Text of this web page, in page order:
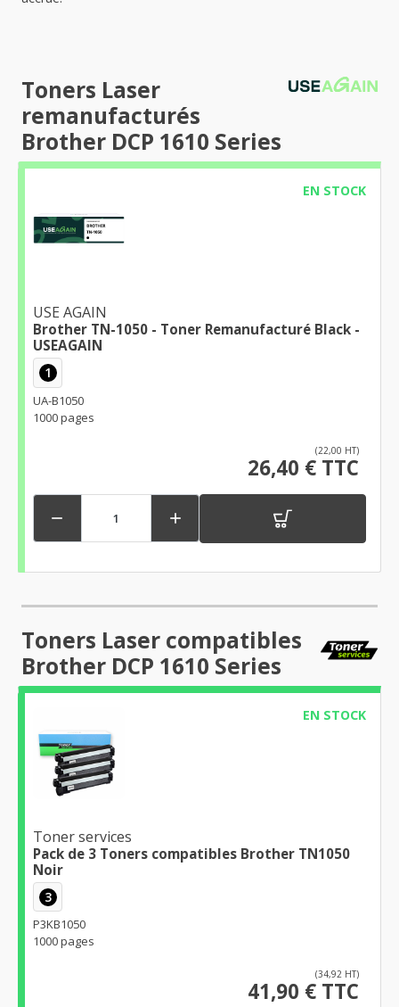
Toners Laser
remanufacturés
Brother DCP 1610 Series
EN STOCK
USE AGAIN
Brother TN-1050 - Toner Remanufacturé Black -
USEAGAIN
1
UA-B1050
1000 pages
(22,00 HT)
26,40 € TTC
 
Toners Laser compatibles
Brother DCP 1610 Series
EN STOCK
Toner services
Pack de 3 Toners compatibles Brother TN1050
Noir
3
P3KB1050
1000 pages
(34,92 HT)
41,90 € TTC